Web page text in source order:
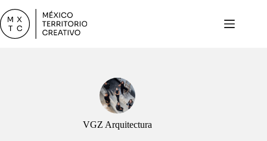
to
content
VGZ Arquitectura